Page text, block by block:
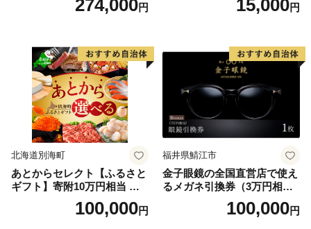
274,000円 15,000円
北海道別海町
あとからセレクト【ふるさと
ギフト】寄附10万円相当 あ
とから選べる！ ギフト いく
ら ほたて 海鮮 牛肉 別海町
100,000円
福井県鯖江市
金子眼鏡の全国直営店で使え
るメガネ引換券（3万円相
100,000円